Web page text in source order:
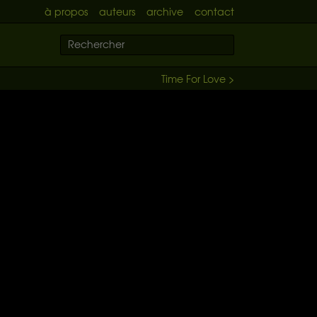
à propos auteurs archive contact
Time For Love >